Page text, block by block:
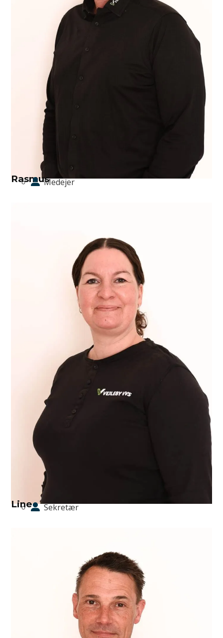
RasmusMedejer
Line Sekretær